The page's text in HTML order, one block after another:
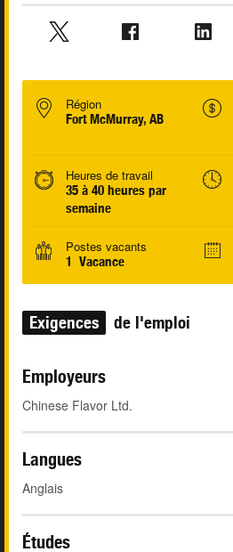
Région
Fort McMurray, AB
Heures de travail
35 à 40 heures par
semaine
Postes vacants
1 Vacance
Exigences de l'emploi
Employeurs
Chinese Flavor Ltd.
Langues
Anglais
Études